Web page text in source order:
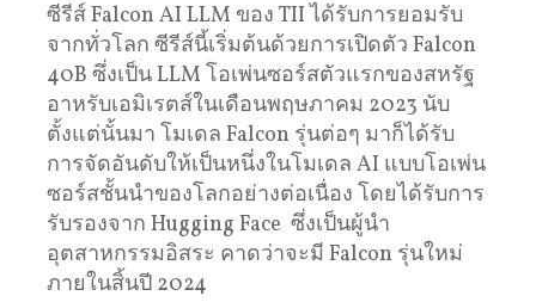
ซีรีส์ Falcon AI LLM ของ TII ได้รับการยอมรับ
จากทั่วโลก ซีรีส์นี้เริ่มต้นด้วยการเปิดตัว Falcon
40B ซึ่งเป็น LLM โอเพ่นซอร์สตัวแรกของสหรัฐ
อาหรับเอมิเรตส์ในเดือนพฤษภาคม 2023 นับ
ตั้งแต่นั้นมา โมเดล Falcon รุ่นต่อๆ มาก็ได้รับ
การจัดอันดับให้เป็นหนึ่งในโมเดล AI แบบโอเพ่น
ซอร์สชั้นนําของโลกอย่างต่อเนื่อง โดยได้รับการ
รับรองจาก Hugging Face ซึ่งเป็นผู้นำ
อุตสาหกรรมอิสระ คาดว่าจะมี Falcon รุ่นใหม่
ภายในสิ้นปี 2024